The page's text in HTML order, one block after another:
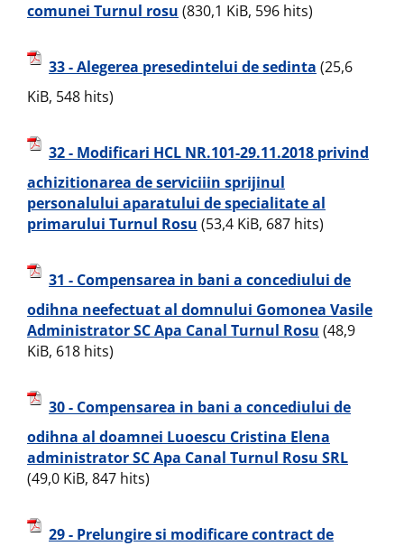
comunei Turnul rosu (830,1 KiB, 596 hits)
33 - Alegerea presedintelui de sedinta (25,6
KiB, 548 hits)
32 - Modificari HCL NR.101-29.11.2018 privind
achizitionarea de serviciiin sprijinul
personalului aparatului de specialitate al
primarului Turnul Rosu (53,4 KiB, 687 hits)
31 - Compensarea in bani a concediului de
odihna neefectuat al domnului Gomonea Vasile
Administrator SC Apa Canal Turnul Rosu (48,9
KiB, 618 hits)
30 - Compensarea in bani a concediului de
odihna al doamnei Luoescu Cristina Elena
administrator SC Apa Canal Turnul Rosu SRL
(49,0 KiB, 847 hits)
29 - Prelungire si modificare contract de